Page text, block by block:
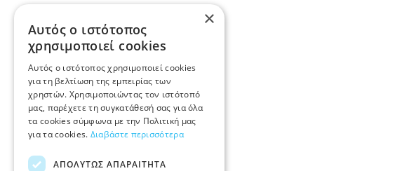
×
Αυτός ο ιστότοπος
χρησιμοποιεί cookies
Αυτός ο ιστότοπος χρησιμοποιεί cookies
για τη βελτίωση της εμπειρίας των
χρηστών. Χρησιμοποιώντας τον ιστότοπό
μας, παρέχετε τη συγκατάθεσή σας για όλα
τα cookies σύμφωνα με την Πολιτική μας
για τα cookies. Διαβάστε περισσότερα
ΑΠΟΛΎΤΩΣ ΑΠΑΡΑΊΤΗΤΑ